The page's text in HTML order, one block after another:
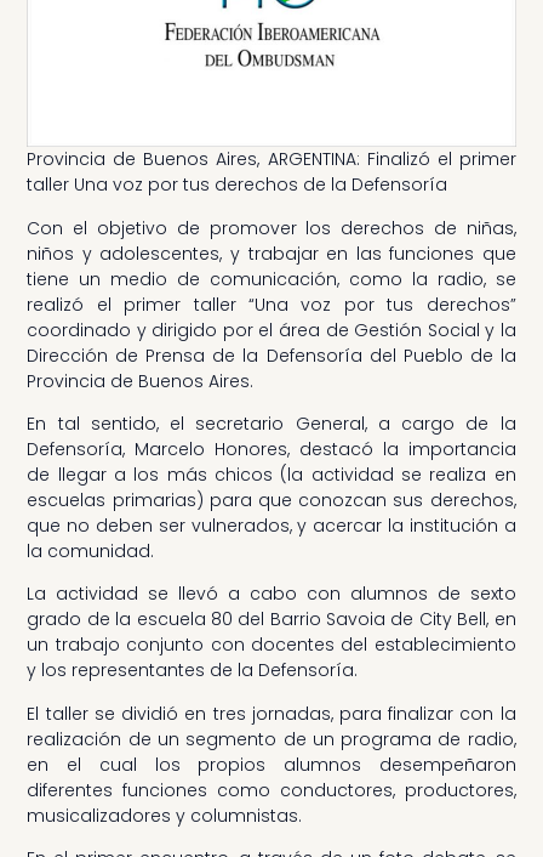
Provincia de Buenos Aires, ARGENTINA: Finalizó el primer
taller Una voz por tus derechos de la Defensoría
Con el objetivo de promover los derechos de niñas,
niños y adolescentes, y trabajar en las funciones que
tiene un medio de comunicación, como la radio, se
realizó el primer taller “Una voz por tus derechos”
coordinado y dirigido por el área de Gestión Social y la
Dirección de Prensa de la Defensoría del Pueblo de la
Provincia de Buenos Aires.
En tal sentido, el secretario General, a cargo de la
Defensoría, Marcelo Honores, destacó la importancia
de llegar a los más chicos (la actividad se realiza en
escuelas primarias) para que conozcan sus derechos,
que no deben ser vulnerados, y acercar la institución a
la comunidad.
La actividad se llevó a cabo con alumnos de sexto
grado de la escuela 80 del Barrio Savoia de City Bell, en
un trabajo conjunto con docentes del establecimiento
y los representantes de la Defensoría.
El taller se dividió en tres jornadas, para finalizar con la
realización de un segmento de un programa de radio,
en el cual los propios alumnos desempeñaron
diferentes funciones como conductores, productores,
musicalizadores y columnistas.